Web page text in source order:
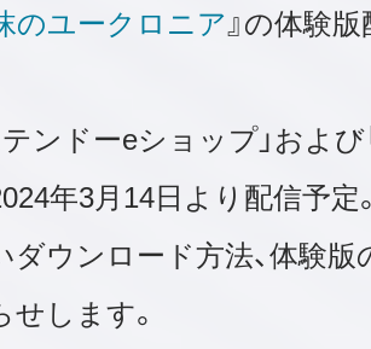
のユークロニア』の体験版
テンドーeショップ」および
年3月14日より配信予定
ダウンロード方法、体験
せします。